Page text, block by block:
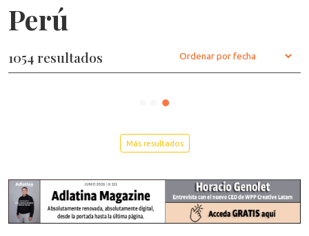
Perú
1054 resultados
Más resultados